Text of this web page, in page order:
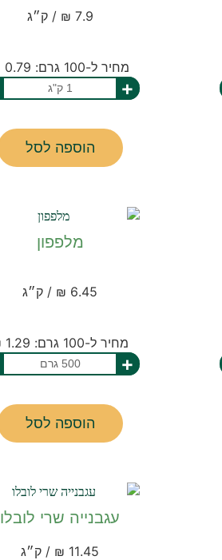
7.9 ₪ / ק״ג
מחיר ל-100 גרם: 0.79 ₪
+
הוספה לסל
מלפפון
6.45 ₪ / ק״ג
מחיר ל-100 גרם: 1.29 ₪
+
הוספה לסל
עגבנייה שרי לובלו
11.45 ₪ / ק״ג